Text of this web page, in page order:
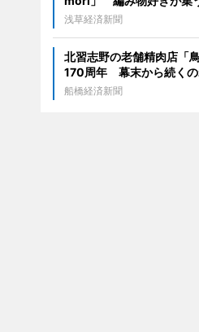
浅草経済新聞
北習志野の老舗精肉店「
170周年 幕末から続くの
船橋経済新聞